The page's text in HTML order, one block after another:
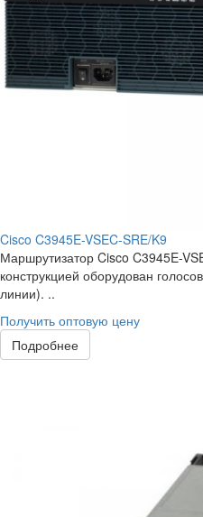
Cisco C3945E-VSEC-SRE/K9
Маршрутизатор Cisco C3945E-
конструкцией оборудован
линии). ..
Получить оптовую цену
Подробнее